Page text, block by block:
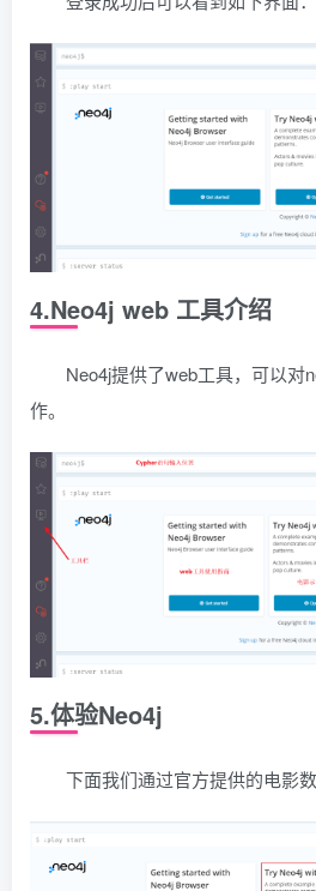
4.Neo4j web 工具介绍
Neo4j提供了web工具，可以对
作。
5.体验Neo4j
下面我们通过官方提供的电影数